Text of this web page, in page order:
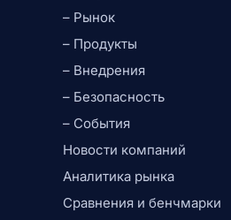
– Рынок
– Продукты
– Внедрения
– Безопасность
– События
Новости компаний
Аналитика рынка
Сравнения и бенчмарки